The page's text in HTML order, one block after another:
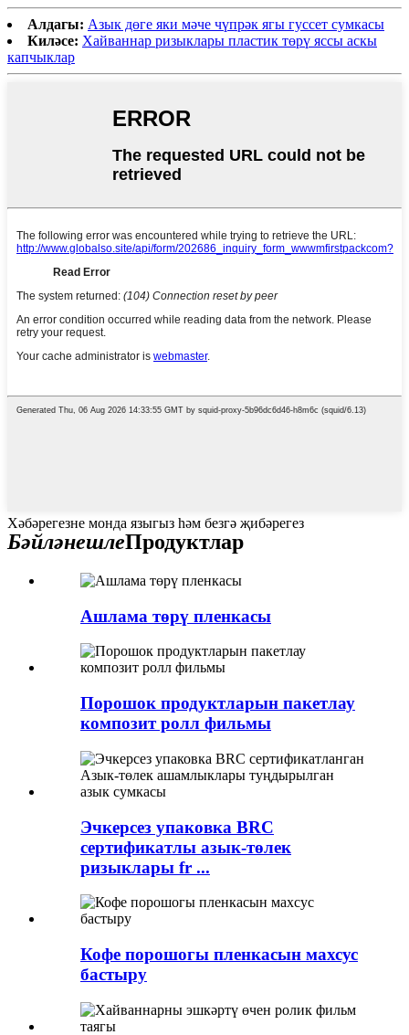
Алдагы: Азык дөге яки мәче чүпрәк ягы гуссет сумкасы
Киләсе: Хайваннар ризыклары пластик төрү яссы аскы
капчыклар
Хәбәрегезне монда языгыз һәм безгә җибәрегез
БәйләнешлеПродуктлар
Ашлама төрү пленкасы
Порошок продуктларын пакетлау
композит ролл фильмы
Эчкерсез упаковка BRC
сертификатлы азык-төлек
ризыклары fr ...
Кофе порошогы пленкасын махсус
бастыру